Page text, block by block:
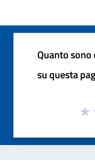
Quanto
su questa